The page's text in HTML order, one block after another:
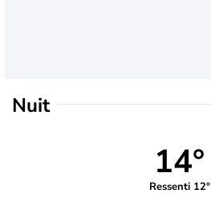
Nuit
14°
Ressenti 12°